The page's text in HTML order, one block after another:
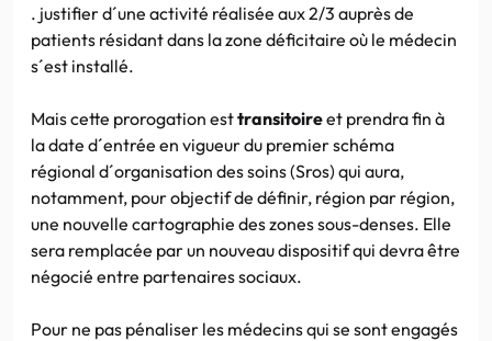
. justifier d´une activité réalisée aux 2/3 auprès de
patients résidant dans la zone déficitaire où le médecin
s´est installé.
Mais cette prorogation esttransitoireet prendra fin à
la date d´entrée en vigueur du premier schéma
régional d´organisation des soins (Sros) qui aura,
notamment, pour objectif de définir, région par région,
une nouvelle cartographie des zones sous-denses. Elle
sera remplacée par un nouveau dispositif qui devra être
négocié entre partenaires sociaux.
Pour ne pas pénaliser les médecins qui se sont engagés